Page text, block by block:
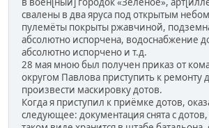
свалены в два яруса под открытым
пулемёты покрыты ржавчиной,
абсолютно испорчена, водоснабжение
абсолютно испорчено и т.д.
28 мая мною был получен приказ от
округом Павлова приступить к ремонту
произвести маскировку дотов.
Когда я приступил к приёмке дотов,
следующее: документация снята с